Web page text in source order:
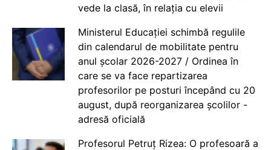
vede la clasă, în relația cu elevii
Ministerul Educației schimbă regulile
din calendarul de mobilitate pentru
anul școlar 2026-2027 / Ordinea în
care se va face repartizarea
profesorilor pe posturi începând cu 20
august, după reorganizarea școlilor -
adresă oficială
Profesorul Petruț Rizea: O profesoară a